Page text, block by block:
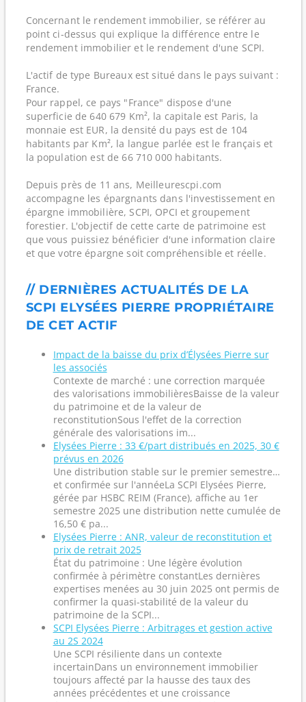
Concernant le rendement immobilier, se référer au
point ci-dessus qui explique la différence entre le
rendement immobilier et le rendement d'une SCPI.
L'actif de type Bureaux est situé dans le pays suivant :
France.
Pour rappel, ce pays "France" dispose d'une
superficie de 640 679 Km², la capitale est Paris, la
monnaie est EUR, la densité du pays est de 104
habitants par Km², la langue parlée est le français et
la population est de 66 710 000 habitants.
Depuis près de 11 ans, Meilleurescpi.com
accompagne les épargnants dans l'investissement en
épargne immobilière, SCPI, OPCI et groupement
forestier. L'objectif de cette carte de patrimoine est
que vous puissiez bénéficier d'une information claire
et que votre épargne soit compréhensible et réelle.
// DERNIÈRES ACTUALITÉS DE LA
SCPI ELYSÉES PIERRE PROPRIÉTAIRE
DE CET ACTIF
Impact de la baisse du prix d’Élysées Pierre sur
les associés
Contexte de marché : une correction marquée
des valorisations immobilièresBaisse de la valeur
du patrimoine et de la valeur de
reconstitutionSous l'effet de la correction
générale des valorisations im...
Elysées Pierre : 33 €/part distribués en 2025, 30 €
prévus en 2026
Une distribution stable sur le premier semestre…
et confirmée sur l'annéeLa SCPI Elysées Pierre,
gérée par HSBC REIM (France), affiche au 1er
semestre 2025 une distribution nette cumulée de
16,50 € pa...
Elysées Pierre : ANR, valeur de reconstitution et
prix de retrait 2025
État du patrimoine : Une légère évolution
confirmée à périmètre constantLes dernières
expertises menées au 30 juin 2025 ont permis de
confirmer la quasi-stabilité de la valeur du
patrimoine de la SCPI...
SCPI Elysées Pierre : Arbitrages et gestion active
au 2S 2024
Une SCPI résiliente dans un contexte
incertainDans un environnement immobilier
toujours affecté par la hausse des taux des
années précédentes et une croissance